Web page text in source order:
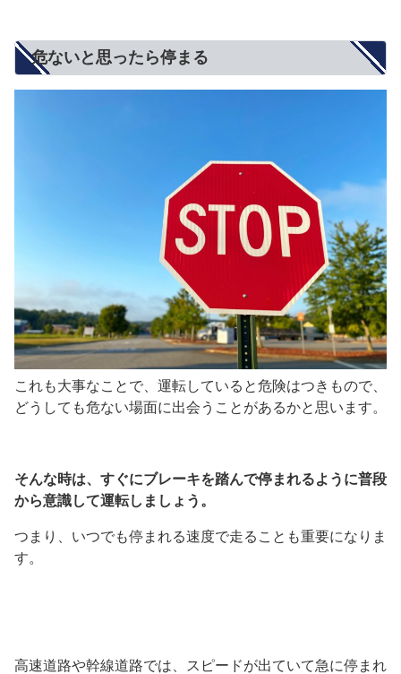
危ないと思ったら停まる
これも大事なことで、運転していると危険はつきもので、
どうしても危ない場面に出会うことがあるかと思います。
そんな時は、すぐにブレーキを踏んで停まれるように普段
から意識して運転しましょう。
つまり、いつでも停まれる速度で走ることも重要になりま
す。
高速道路や幹線道路では、スピードが出ていて急に停まれ